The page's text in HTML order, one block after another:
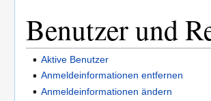
Benutzer und
Aktive Benutzer
Anmeldeinformationen entfernen
Anmeldeinformationen ändern